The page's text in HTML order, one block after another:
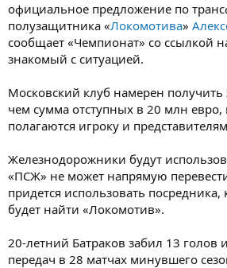
официальное предложение по
полузащитника «Локомотива»
сообщает «Чемпионат» со ссылкой
знакомый с ситуацией.
Московский клуб намерен получить
чем сумма отступных в 20 млн
полагаются игроку и
Железнодорожники будут
«ПСЖ» не может напрямую
придется использовать
будет найти «Локомотив».
20-летний Батраков забил 13 голов
передач в 28 матчах минувшего